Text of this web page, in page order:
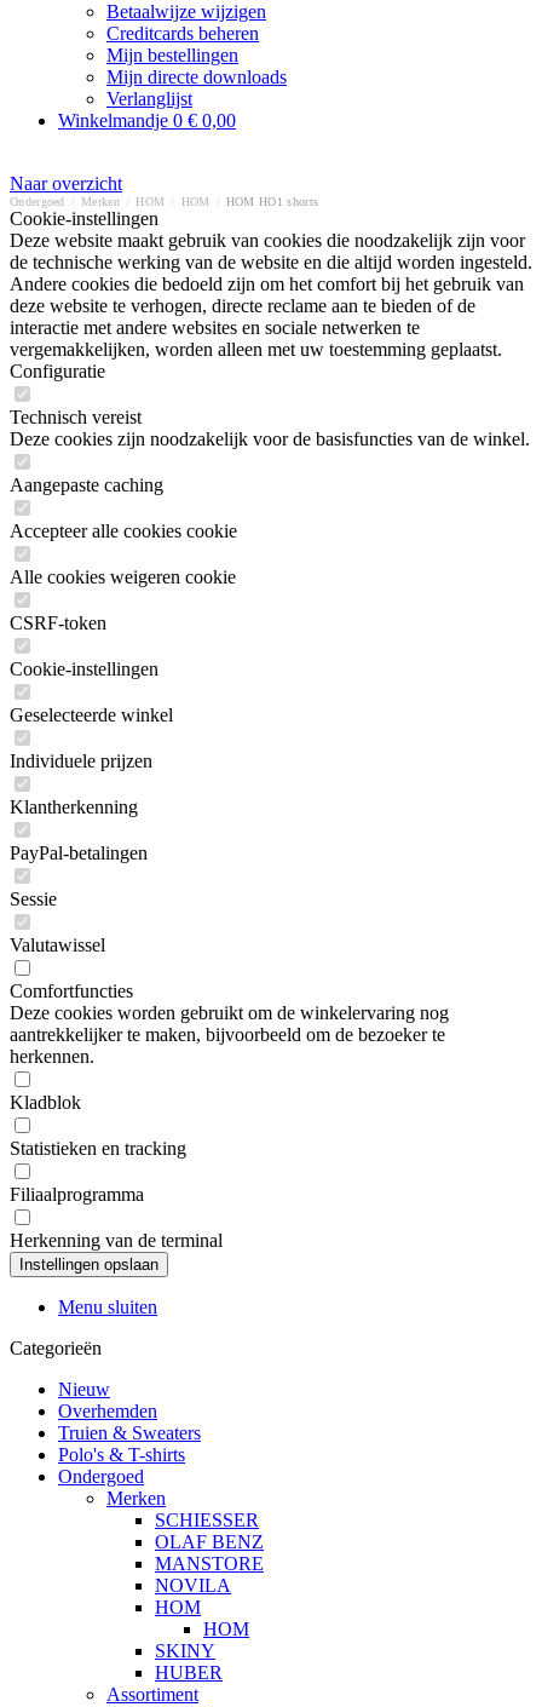
Betaalwijze wijzigen
Creditcards beheren
Mijn bestellingen
Mijn directe downloads
Verlanglijst
Winkelmandje 0 € 0,00
Naar overzicht
Ondergoed Merken HOM HOM HOM HO1 shorts
Cookie-instellingen
Deze website maakt gebruik van cookies die noodzakelijk zijn voor
de technische werking van de website en die altijd worden ingesteld.
Andere cookies die bedoeld zijn om het comfort bij het gebruik van
deze website te verhogen, directe reclame aan te bieden of de
interactie met andere websites en sociale netwerken te
vergemakkelijken, worden alleen met uw toestemming geplaatst.
Configuratie
Technisch vereist
Deze cookies zijn noodzakelijk voor de basisfuncties van de winkel.
Aangepaste caching
Accepteer alle cookies cookie
Alle cookies weigeren cookie
CSRF-token
Cookie-instellingen
Geselecteerde winkel
Individuele prijzen
Klantherkenning
PayPal-betalingen
Sessie
Valutawissel
Comfortfuncties
Deze cookies worden gebruikt om de winkelervaring nog
aantrekkelijker te maken, bijvoorbeeld om de bezoeker te
herkennen.
Kladblok
Statistieken en tracking
Filiaalprogramma
Herkenning van de terminal
Menu sluiten
Categorieën
Nieuw
Overhemden
Truien & Sweaters
Polo's & T-shirts
Ondergoed
Merken
SCHIESSER
OLAF BENZ
MANSTORE
NOVILA
HOM
HOM
SKINY
HUBER
Assortiment